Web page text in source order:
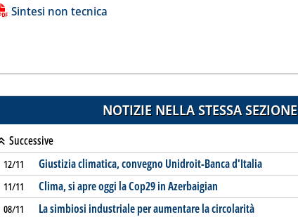
Sintesi non tecnica
NOTIZIE NELLA STESSA SEZIONE
Successive
12/11 Giustizia climatica, convegno Unidroit-Banca d'Italia
11/11 Clima, si apre oggi la Cop29 in Azerbaigian
08/11 La simbiosi industriale per aumentare la circolarità